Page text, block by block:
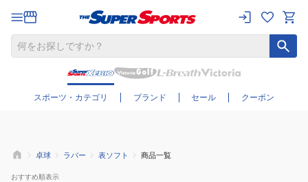
スポーツ・カテゴリ ブランド セール クーポン
さらに絞り込む
卓球 ラバー 表ソフト 商品一覧
おすすめ順表示